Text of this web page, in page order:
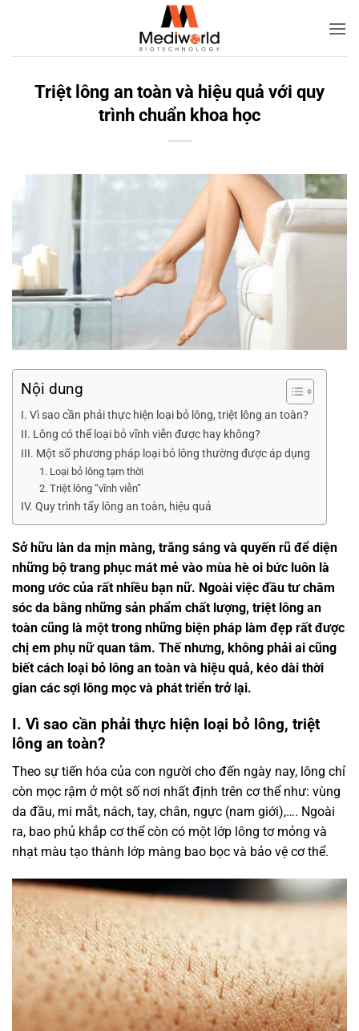
Triệt lông an toàn và hiệu quả với quy
trình chuẩn khoa học
Nội dung
I. Vì sao cần phải thực hiện loại bỏ lông, triệt lông an toàn?
II. Lông có thể loại bỏ vĩnh viễn được hay không?
III. Một số phương pháp loại bỏ lông thường được áp dụng
1. Loại bỏ lông tạm thời
2. Triệt lông “vĩnh viễn”
IV. Quy trình tẩy lông an toàn, hiệu quả
Sở hữu làn da mịn màng, trắng sáng và quyến rũ để diện
những bộ trang phục mát mẻ vào mùa hè oi bức luôn là
mong ước của rất nhiều bạn nữ. Ngoài việc đầu tư chăm
sóc da bằng những sản phẩm chất lượng, triệt lông an
toàn cũng là một trong những biện pháp làm đẹp rất được
chị em phụ nữ quan tâm. Thế nhưng, không phải ai cũng
biết cách loại bỏ lông an toàn và hiệu quả, kéo dài thời
gian các sợi lông mọc và phát triển trở lại.
I. Vì sao cần phải thực hiện loại bỏ lông, triệt
lông an toàn?
Theo sự tiến hóa của con người cho đến ngày nay, lông chỉ
còn mọc rậm ở một số nơi nhất định trên cơ thể như: vùng
da đầu, mi mắt, nách, tay, chân, ngực (nam giới),…. Ngoài
ra, bao phủ khắp cơ thể còn có một lớp lông tơ mỏng và
nhạt màu tạo thành lớp màng bao bọc và bảo vệ cơ thể.